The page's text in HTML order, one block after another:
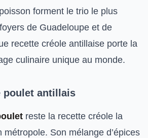
forment le trio le plus
de Guadeloupe et de
recette créole antillaise porte la
culinaire unique au monde.
poulet antillais
reste la recette créole la
métropole. Son mélange d’épices